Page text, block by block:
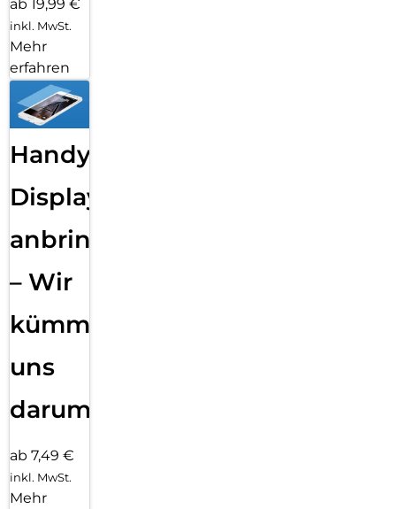
ab 19,99 €
inkl. MwSt.
Mehr
erfahren
Handy
Displayfolie
anbringen
– Wir
kümmern
uns
darum!
ab 7,49 €
inkl. MwSt.
Mehr